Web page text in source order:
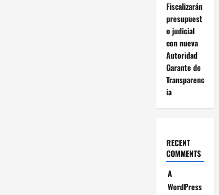
Fiscalizarán
presupuest
o judicial
con nueva
Autoridad
Garante de
Transparenc
ia
RECENT
COMMENTS
A
WordPress